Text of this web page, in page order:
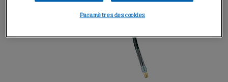
Paramètres des cookies